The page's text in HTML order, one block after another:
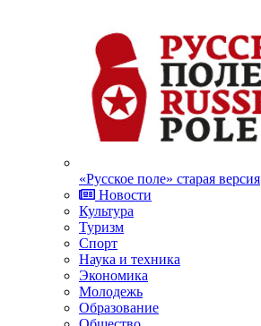
«Русское поле» старая версия
Новости
Культура
Туризм
Спорт
Наука и техника
Экономика
Молодежь
Образование